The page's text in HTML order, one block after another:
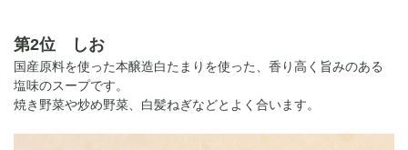
第2位 しお
国産原料を使った本醸造白たまりを使った、香り高く旨みのある
塩味のスープです。
焼き野菜や炒め野菜、白髪ねぎなどとよく合います。